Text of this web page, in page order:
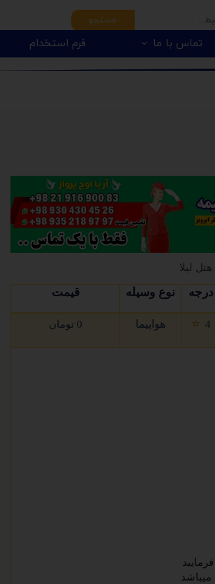
تماس با ما فرم استخدام
جستجو
درجه نوع وسیله قیمت
4
⭐ هواپیما 0 تومان